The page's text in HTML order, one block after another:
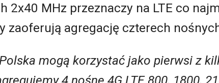
2x40 MHz przeznaczy na LTE co
zaoferują agregację czterech
mogą korzystać jako pierwsi z
4 nośne 4G LTE 800, 1800,